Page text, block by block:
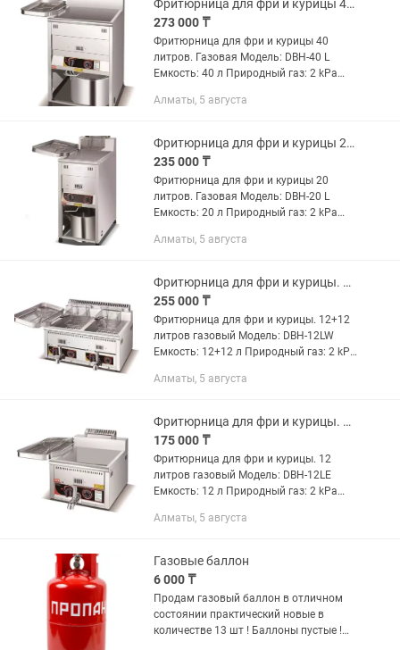
Фритюрница для фри и курицы 40 литров. Газовая.баллон.Модель DBH-40 L
273 000 ₸
Фритюрница для фри и курицы 40
литров. Газовая Модель: DBH-40 L
Емкость: 40 л Природный газ: 2 kPa
Вес: 33.5 кг Аппарат для газового
Алматы, 5 августа
Фритюрница для фри и курицы 20 литров. Газовая.баллон Модель DBH-20 L
235 000 ₸
Фритюрница для фри и курицы 20
литров. Газовая Модель: DBH-20 L
Емкость: 20 л Природный газ: 2 kPa
Вес: 24 кг Аппарат для газового
Алматы, 5 августа
Фритюрница для фри и курицы. 12на12 литров газовый баллон Модель DBH-12LW
255 000 ₸
Фритюрница для фри и курицы. 12+12
литров газовый Модель: DBH-12LW
Емкость: 12+12 л Природный газ: 2 kPa
660500440 мм Вес: 22 кг Фритюрница
Алматы, 5 августа
Фритюрница для фри и курицы. 12 литров газовый баллон
175 000 ₸
Фритюрница для фри и курицы. 12
литров газовый Модель: DBH-12LE
Емкость: 12 л Природный газ: 2 kPa
340500440 мм Вес: 13.3 кг Фритюрница
Алматы, 5 августа
Газовые баллон
6 000 ₸
Продам газовый баллон в отличном
состоянии практический новые в
количестве 13 шт ! Баллоны пустые !